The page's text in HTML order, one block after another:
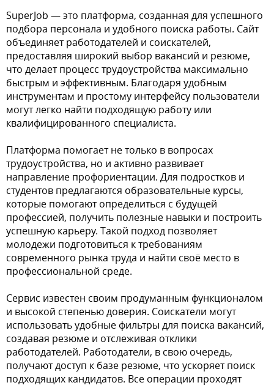
SuperJob — это платформа, созданная для успешного
подбора персонала и удобного поиска работы. Сайт
объединяет работодателей и соискателей,
предоставляя широкий выбор вакансий и резюме,
что делает процесс трудоустройства максимально
быстрым и эффективным. Благодаря удобным
инструментам и простому интерфейсу пользователи
могут легко найти подходящую работу или
квалифицированного специалиста.
Платформа помогает не только в вопросах
трудоустройства, но и активно развивает
направление профориентации. Для подростков и
студентов предлагаются образовательные курсы,
которые помогают определиться с будущей
профессией, получить полезные навыки и построить
успешную карьеру. Такой подход позволяет
молодежи подготовиться к требованиям
современного рынка труда и найти своё место в
профессиональной среде.
Сервис известен своим продуманным функционалом
и высокой степенью доверия. Соискатели могут
использовать удобные фильтры для поиска вакансий,
создавая резюме и отслеживая отклики
работодателей. Работодатели, в свою очередь,
получают доступ к базе резюме, что ускоряет поиск
подходящих кандидатов. Все операции проходят